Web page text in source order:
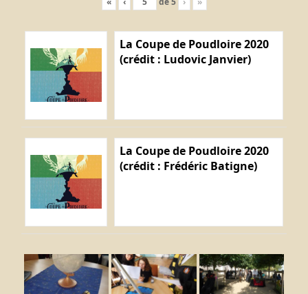
La Coupe de Poudloire 2020
(crédit : Ludovic Janvier)
La Coupe de Poudloire 2020
(crédit : Frédéric Batigne)